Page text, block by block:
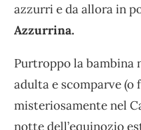
azzurri e da allora in
Azzurrina.
Purtroppo la bambina
adulta e scomparve (o
misteriosamente nel
notte dell’equinozio